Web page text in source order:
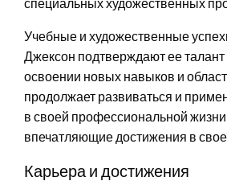
Учебные и художественные
Джексон подтверждают ее талант
освоении новых навыков и
продолжает развиваться и
в своей профессиональной
впечатляющие достижения в
Карьера и достижения